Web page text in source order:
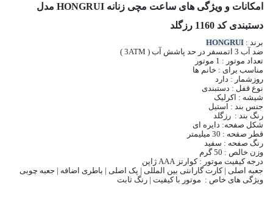
امکانات و ویژگی های ساعت مچی زنانه HONGRUI مدل
دستبندی کد 1160 رزگلد
برند : HONGRUI
ضد آب 3 اتمسفر در حد پاشش آب ( 3ATM )
تعداد موتور : 1 موتور
مناسب برای : خانم ها
روزشمار : دارد
نوع قفل : دستبندی
شیشه : اکرلیک
جنس بند : استیل
رنگ بند : رزگلد
شکل صفحه: دایره ای
قطر صفحه : 30 میلیمتر
رنگ صفحه : سفید
وزن خالص : 50 گرم
درجه کیفیت موتور : کوارتز AAA ژاپن
جعبه اصلی | کارت گارانتی بین المللی | پک اصلی | باطری اضافه | جعبه چوبی
ویژگی های خاص : موتور با کیفیت | رنگ ثابت